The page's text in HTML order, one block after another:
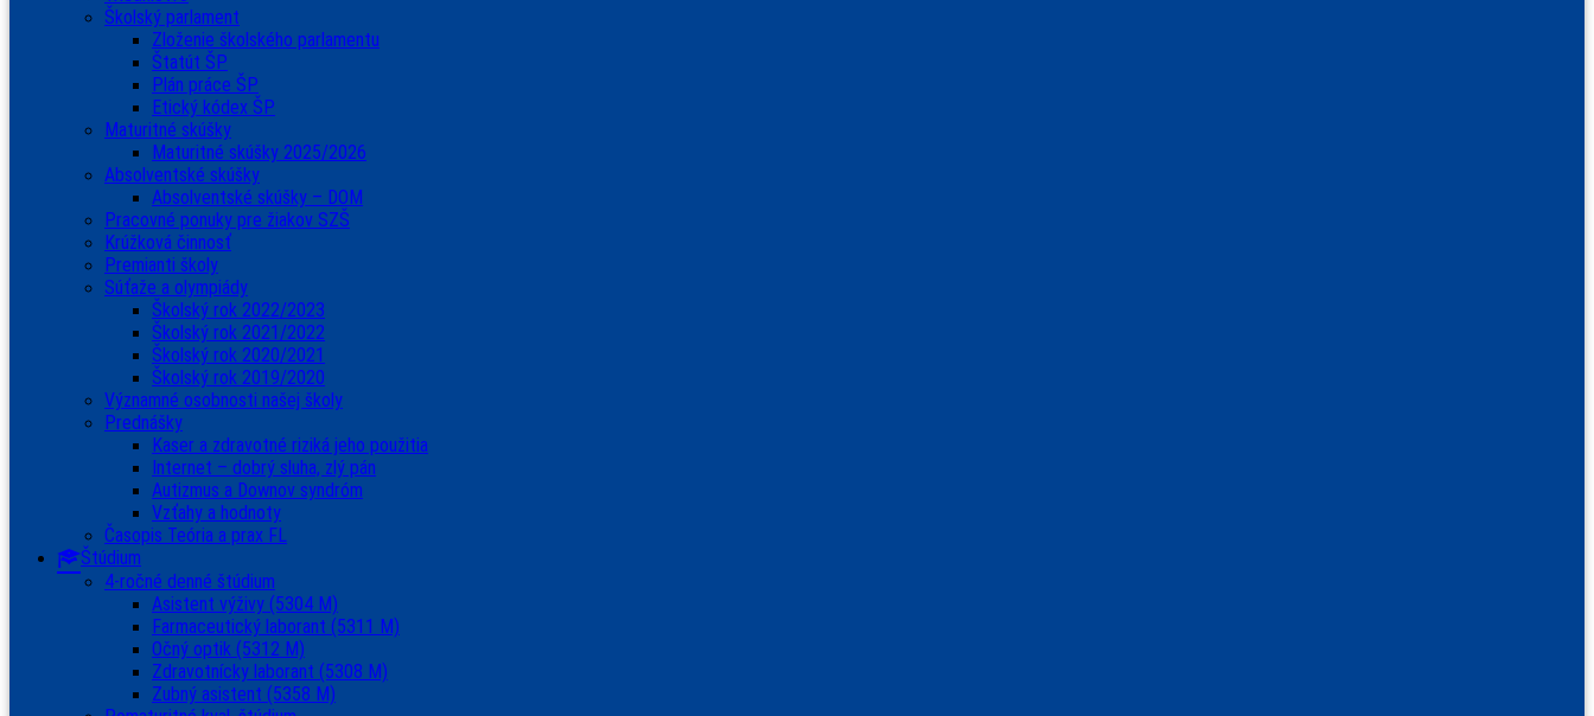
Školský parlament
Zloženie školského parlamentu
Štatút ŠP
Plán práce ŠP
Etický kódex ŠP
Maturitné skúšky
Maturitné skúšky 2025/2026
Absolventské skúšky
Absolventské skúšky – DOM
Pracovné ponuky pre žiakov SZŠ
Krúžková činnosť
Premianti školy
Súťaže a olympiády
Školský rok 2022/2023
Školský rok 2021/2022
Školský rok 2020/2021
Školský rok 2019/2020
Významné osobnosti našej školy
Prednášky
Kaser a zdravotné riziká jeho použitia
Internet – dobrý sluha, zlý pán
Autizmus a Downov syndróm
Vzťahy a hodnoty
Časopis Teória a prax FL
Štúdium
4-ročné denné štúdium
Asistent výživy (5304 M)
Farmaceutický laborant (5311 M)
Očný optik (5312 M)
Zdravotnícky laborant (5308 M)
Zubný asistent (5358 M)